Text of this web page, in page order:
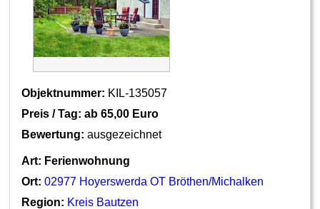
Objektnummer: KIL-135057
Preis / Tag: ab 65,00 Euro
Bewertung: ausgezeichnet
Art: Ferienwohnung
Ort: 02977 Hoyerswerda OT Bröthen/Michalken
Region: Kreis Bautzen